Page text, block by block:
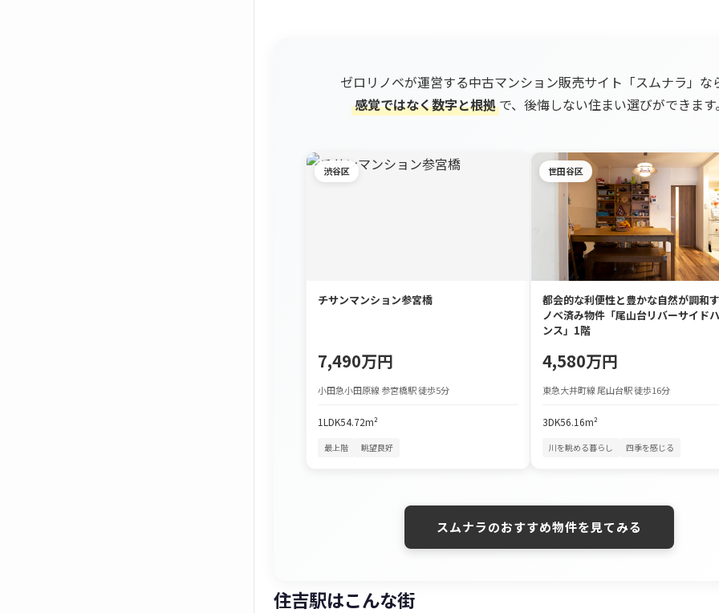
ゼロリノベが運営する中古マンション販売サイト「スムナラ」な
感覚ではなく数字と根拠で、後悔しない住まい選びができます
渋谷区
チサンマンション参宮橋
7,490万円
小田急小田原線 参宮橋駅 徒歩5分
1LDK54.72m²
最上階 眺望良好
世田谷区
都会的な利便性と豊かな自然が調和
ノベ済み物件「尾山台リバーサイド
ンス」1階
4,580万円
東急大井町線 尾山台駅 徒歩16分
3DK56.16m²
川を眺める暮らし 四季を感じる
スムナラのおすすめ物件を見てみる
住吉駅はこんな街